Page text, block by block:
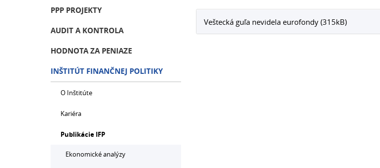
Veštecká guľa nevidela eurofondy (315kB)
PPP PROJEKTY
AUDIT A KONTROLA
HODNOTA ZA PENIAZE
INŠTITÚT FINANČNEJ POLITIKY
O Inštitúte
Kariéra
Publikácie IFP
Ekonomické analýzy